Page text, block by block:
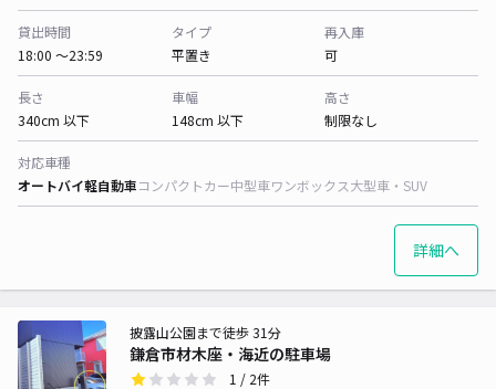
貸出時間
18:00 〜23:59
タイプ
平置き
再入庫
可
長さ
340cm 以下
車幅
148cm 以下
高さ
制限なし
対応車種
オートバイ軽自動車コンパクトカー中型車ワンボックス大型車・SUV
詳細へ
鎌倉市材木座・海近の駐車場
披露山公園まで徒歩 31分
1 / 2件